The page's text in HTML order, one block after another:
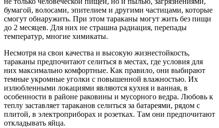
бумагой, волосами, эпителием и другими частицами, которые
смогут обнаружить. При этом тараканы могут жить без пищи
до 2 месяцев. Для них не страшна радиация, перепады
температур, многие химикаты.
Несмотря на свои качества и высокую жизнестойкость,
тараканы предпочитают селиться в местах, где условия для
них максимально комфортные. Как правило, они выбирают
темные укромные уголки с повышенной влажностью. Их
излюбленными локациями являются кухня и ванная, в
особенности в районе раковины и мусорного ведра. Любовь к
теплу заставляет тараканов селиться за батареями, рядом с
плитой, в электроприборах и розетках. Там они предпочитают
откладывать яйца.